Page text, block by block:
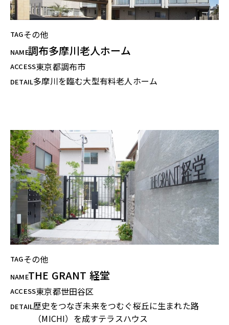
TAGその他
NAME調布多摩川老人ホーム
ACCESS東京都調布市
DETAIL多摩川を臨む大型有料老人ホーム
TAGその他
NAMETHE GRANT 経堂
ACCESS東京都世田谷区
DETAIL歴史をつなぎ未来をつむぐ桜丘に生まれた路
（MICHI）を成すテラスハウス